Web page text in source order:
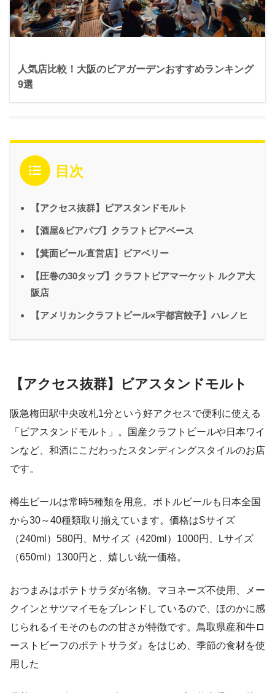
人気店比較！大阪のビアガーデンおすすめランキング
9選
目次
【アクセス抜群】ビアスタンドモルト
【酒屋&ビアパブ】クラフトビアベース
【箕面ビール直営店】ビアベリー
【圧巻の30タップ】クラフトビアマーケット ルクア大
阪店
【アメリカンクラフトビール×宇都宮餃子】ハレノヒ
【アクセス抜群】ビアスタンドモルト
阪急梅田駅中央改札1分という好アクセスで便利に使える
「ビアスタンドモルト」。国産クラフトビールや日本ワイ
ンなど、和酒にこだわったスタンディングスタイルのお店
です。
樽生ビールは常時5種類を用意。ボトルビールも日本全国
から30～40種類取り揃えています。価格はSサイズ
（240ml）580円、Mサイズ（420ml）1000円、Lサイズ
（650ml）1300円と、嬉しい統一価格。
おつまみはポテトサラダが名物。マヨネーズ不使用、メー
クインとサツマイモをブレンドしているので、ほのかに感
じられるイモそのものの甘さが特徴です。鳥取県産和牛ロ
ーストビーフのポテトサラダ』をはじめ、季節の食材を使
用した